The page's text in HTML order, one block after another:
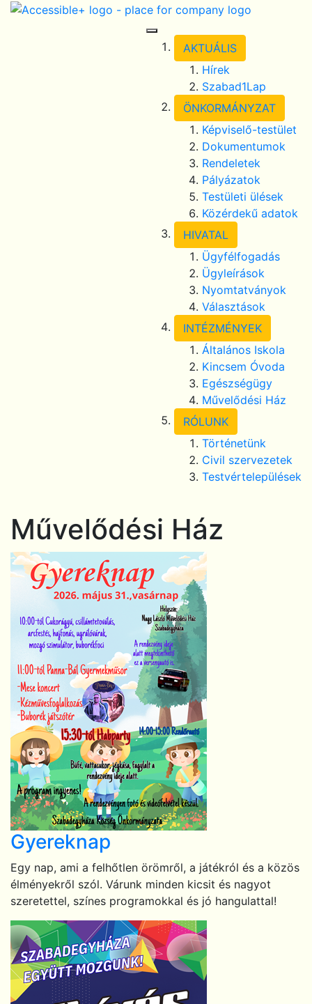
Skip Navigation
Toggle Navigation
AKTUÁLIS
Hírek
Szabad1Lap
ÖNKORMÁNYZAT
Képviselő-testület
Dokumentumok
Rendeletek
Pályázatok
Testületi ülések
Közérdekű adatok
HIVATAL
Ügyfélfogadás
Ügyleírások
Nyomtatványok
Választások
INTÉZMÉNYEK
Általános Iskola
Kincsem Óvoda
Egészségügy
Művelődési Ház
RÓLUNK
Történetünk
Civil szervezetek
Testvértelepülések
Művelődési Ház
Gyereknap
Egy nap, ami a felhőtlen örömről, a játékról és a közös
élményekről szól. Várunk minden kicsit és nagyot
szeretettel, színes programokkal és jó hangulattal!